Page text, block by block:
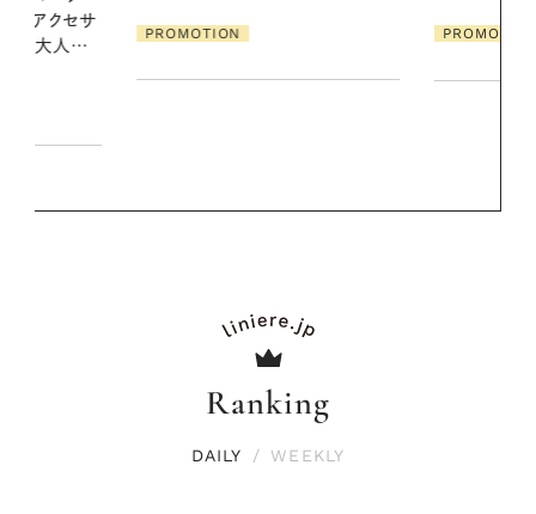
PROMOTION
Ranking
DAILY / WEEKLY